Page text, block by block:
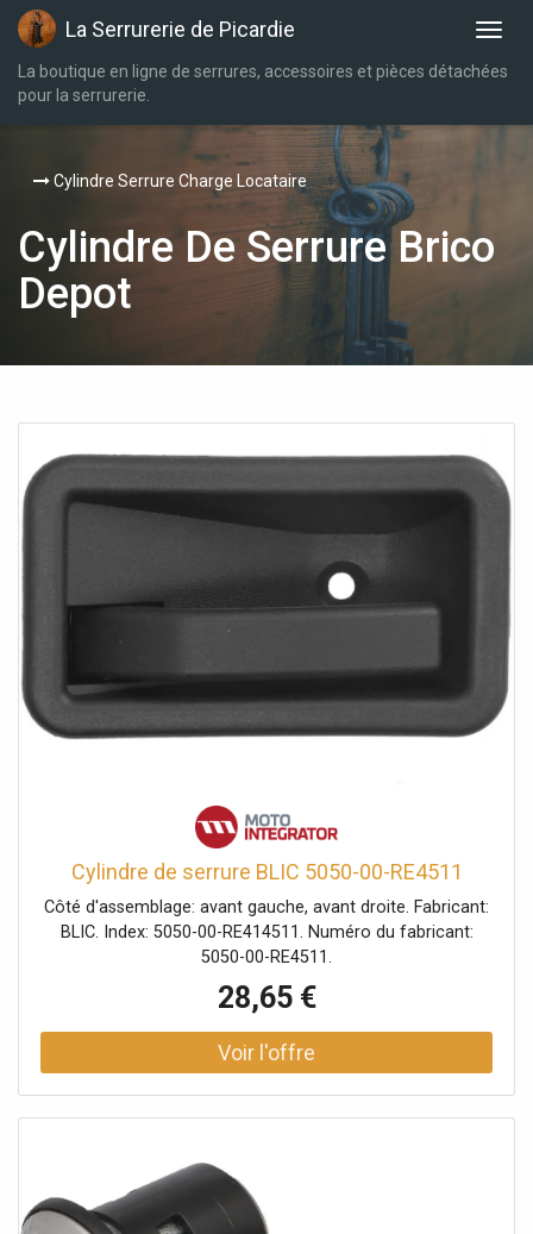
La Serrurerie de Picardie
La boutique en ligne de serrures, accessoires et pièces détachées
pour la serrurerie.
Cylindre Serrure Charge Locataire
Cylindre De Serrure Brico
Depot
Cylindre de serrure BLIC 5050-00-RE4511
Côté d'assemblage: avant gauche, avant droite. Fabricant:
BLIC. Index: 5050-00-RE414511. Numéro du fabricant:
5050-00-RE4511.
28,65 €